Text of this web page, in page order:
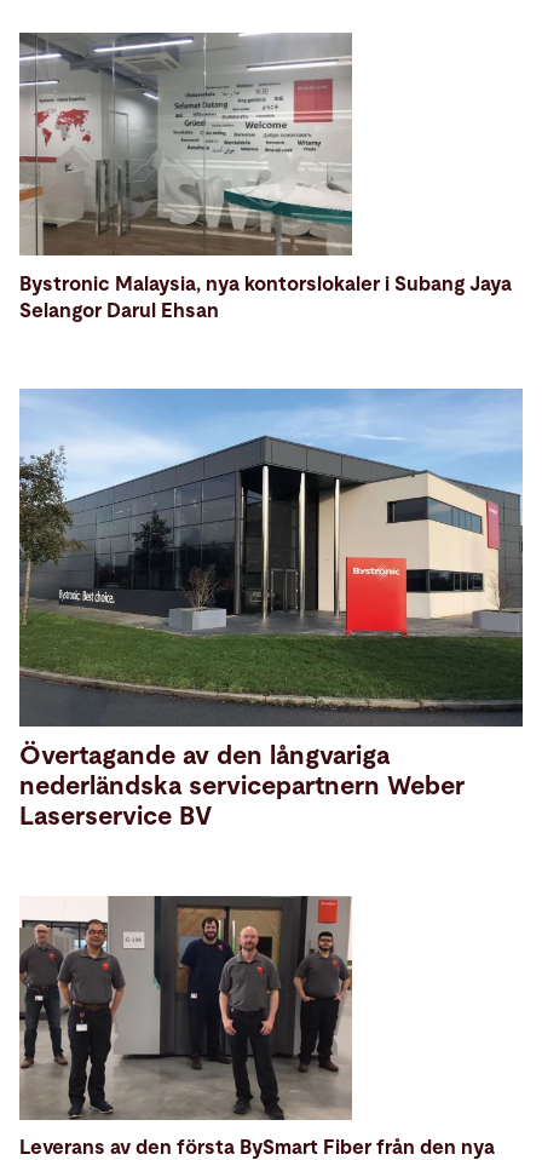
Bystronic Malaysia, nya kontorslokaler i Subang Jaya
Selangor Darul Ehsan
Övertagande av den långvariga
nederländska servicepartnern Weber
Laserservice BV
Leverans av den första BySmart Fiber från den nya